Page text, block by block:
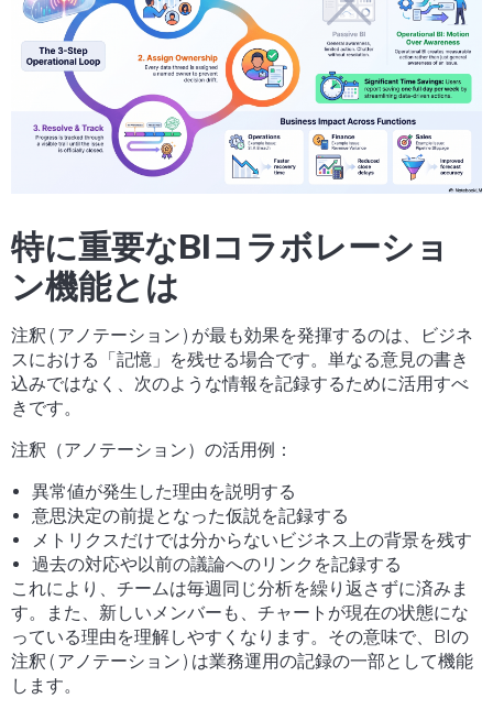
特に重要なBIコラボレーショ
ン機能とは
注釈 ( アノテーション ) が最も効果を発揮するのは、ビジネ
スにおける「記憶」を残せる場合です。単なる意見の書き
込みではなく、次のような情報を記録するために活用すべ
きです。
注釈（アノテーション）の活用例：
異常値が発生した理由を説明する
意思決定の前提となった仮説を記録する
メトリクスだけでは分からないビジネス上の背景を残す
過去の対応や以前の議論へのリンクを記録する
これにより、チームは毎週同じ分析を繰り返さずに済みま
す。また、新しいメンバーも、チャートが現在の状態にな
っている理由を理解しやすくなります。その意味で、BIの
注釈 ( アノテーション ) は業務運用の記録の一部として機能
します。